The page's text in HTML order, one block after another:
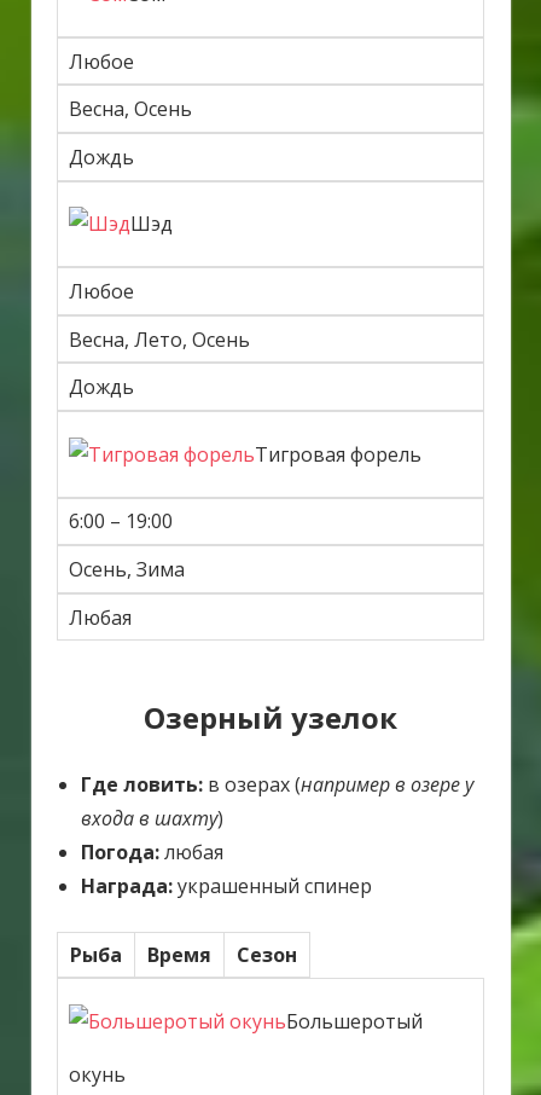
Любое
Весна, Осень
Дождь
Шэд
Любое
Весна, Лето, Осень
Дождь
Тигровая форель
6:00 – 19:00
Осень, Зима
Любая
Озерный узелок
Где ловить:в озерах (например в озере у
входа в шахту)
Погода:любая
Награда:украшенный спинер
Рыба Время Сезон
Большеротый
окунь